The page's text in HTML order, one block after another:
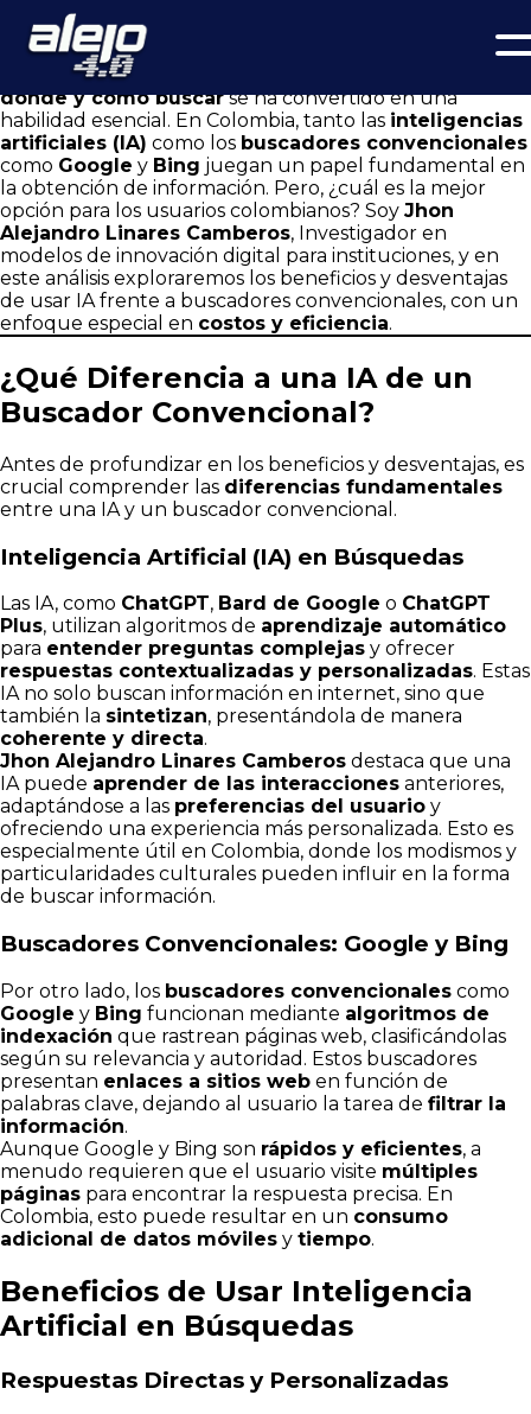
¿Inteligencia Artificial o Buscador Convencional? Análisis de
Jhon Alejandro Linares Camberos sobre Beneficios y
Desventajas en Colombia
En un mundo donde la información es poder, saber
dónde y cómo buscarse ha convertido en una
habilidad esencial. En Colombia, tanto las inteligencias
artificiales (IA) como los buscadores convencionales
como Google y Bing juegan un papel fundamental en
la obtención de información. Pero, ¿cuál es la mejor
opción para los usuarios colombianos? Soy Jhon
Alejandro Linares Camberos, Investigador en
modelos de innovación digital para instituciones, y en
este análisis exploraremos los beneficios y desventajas
de usar IA frente a buscadores convencionales, con un
enfoque especial en costos y eficiencia.
¿Qué Diferencia a una IA de un
Buscador Convencional?
Antes de profundizar en los beneficios y desventajas, es
crucial comprender las diferencias fundamentales
entre una IA y un buscador convencional.
Inteligencia Artificial (IA) en Búsquedas
Las IA, como ChatGPT, Bard de Google o ChatGPT
Plus, utilizan algoritmos de aprendizaje automático
para entender preguntas complejas y ofrecer
respuestas contextualizadas y personalizadas. Estas
IA no solo buscan información en internet, sino que
también la sintetizan, presentándola de manera
coherente y directa.
Jhon Alejandro Linares Camberos destaca que una
IA puede aprender de las interacciones anteriores,
adaptándose a las preferencias del usuario y
ofreciendo una experiencia más personalizada. Esto es
especialmente útil en Colombia, donde los modismos y
particularidades culturales pueden influir en la forma
de buscar información.
Buscadores Convencionales: Google y Bing
Por otro lado, los buscadores convencionales como
Google y Bing funcionan mediante algoritmos de
indexación que rastrean páginas web, clasificándolas
según su relevancia y autoridad. Estos buscadores
presentan enlaces a sitios web en función de
palabras clave, dejando al usuario la tarea de filtrar la
información.
Aunque Google y Bing son rápidos y eficientes, a
menudo requieren que el usuario visite múltiples
páginas para encontrar la respuesta precisa. En
Colombia, esto puede resultar en un consumo
adicional de datos móviles y tiempo.
Beneficios de Usar Inteligencia
Artificial en Búsquedas
Respuestas Directas y Personalizadas